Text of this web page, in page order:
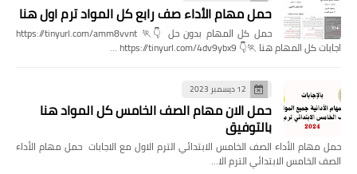
حمل مهام الأداء صف رابع كل المواد ترم اول هنا
حمل كل المهام بدون حل 👇🏃 https://tinyurl.com/amm8vvnt
اجابات كل المهام هنا 🏃👇 https://tinyurl.com/4dv9ybx9 …
12 ديسمبر 2023
حمل الان مهام الصف الخامس كل المواد هنا
بالتوفيق
حمل مهام الأداء الصف الخامس الابتدائي الترم الاول مع الاجابات حمل مهام الأداء
الصف الخامس الابتدائي الترم الا…